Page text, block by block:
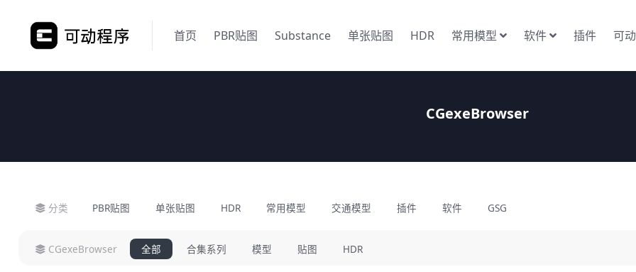
首页 PBR贴图 Substance 单张贴图 HDR 常用模型 软件 插件 可
CGexeBrowser
分类 PBR贴图 单张贴图 HDR 常用模型 交通模型 插件 软件 GSG
CGexeBrowser 全部 合集系列 模型 贴图 HDR